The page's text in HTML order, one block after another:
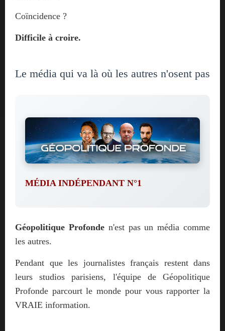
Coïncidence ?
Difficile à croire.
Le média qui va là où les autres n'osent pas
MÉDIA INDÉPENDANT N°1
Géopolitique Profonden'est pas un média comme
les autres.
Pendant que les journalistes français restent dans
leurs studios parisiens, l'équipe de Géopolitique
Profonde parcourt le monde pour vous rapporter la
VRAIE information.